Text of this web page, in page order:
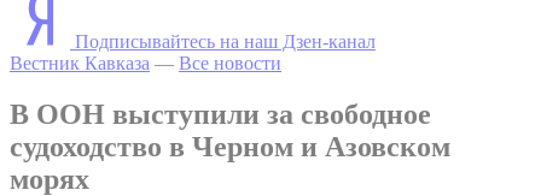
Подписывайтесь на наш Дзен-канал
Вестник Кавказа — Все новости
В ООН выступили за свободное
судоходство в Черном и Азовском
морях